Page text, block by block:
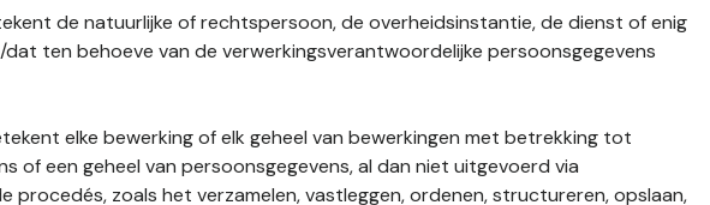
de natuurlijke of rechtspersoon, de overheidsinstantie, de dienst of enig
ten behoeve van de verwerkingsverantwoordelijke persoonsgegevens
elke bewerking of elk geheel van bewerkingen met betrekking tot
of een geheel van persoonsgegevens, al dan niet uitgevoerd via
procedés, zoals het verzamelen, vastleggen, ordenen, structureren, opslaan,